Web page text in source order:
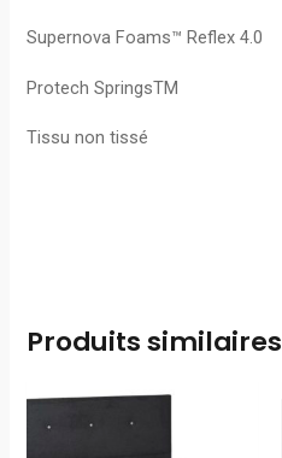
Supernova Foams™ Reflex 4.0
Protech SpringsTM
Tissu non tissé
Produits similaires